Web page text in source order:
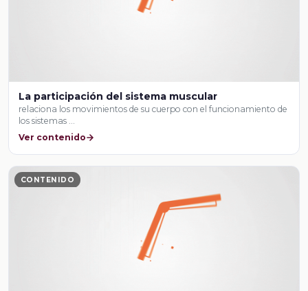
La participación del sistema muscular
relaciona los movimientos de su cuerpo con el funcionamiento de
los sistemas …
Ver contenido
CONTENIDO